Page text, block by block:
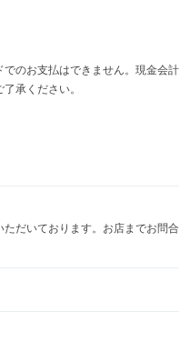
のお支払はできません。現金会計
承ください。
だいております。お店までお問合